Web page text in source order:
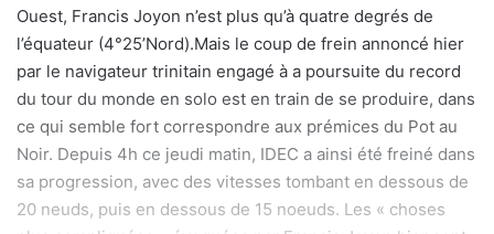
Ouest, Francis Joyon n’est plus qu’à quatre degrés de
l’équateur (4°25’Nord).Mais le coup de frein annoncé hier
par le navigateur trinitain engagé à a poursuite du record
du tour du monde en solo est en train de se produire, dans
ce qui semble fort correspondre aux prémices du Pot au
Noir. Depuis 4h ce jeudi matin, IDEC a ainsi été freiné dans
sa progression, avec des vitesses tombant en dessous de
20 neuds, puis en dessous de 15 noeuds. Les « choses